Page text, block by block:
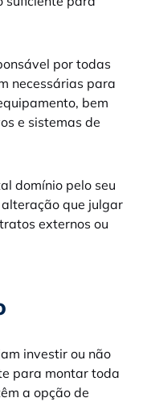
por todas
necessárias para
bem
e sistemas de
domínio pelo seu
que julgar
externos ou
investir ou não
para montar toda
a opção de